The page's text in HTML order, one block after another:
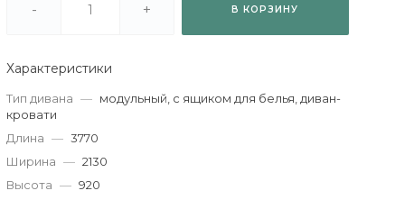
- + В КОРЗИНУ
Характеристики
Тип дивана — модульный, с ящиком для белья, диван-
кровати
Длина — 3770
Ширина — 2130
Высота — 920